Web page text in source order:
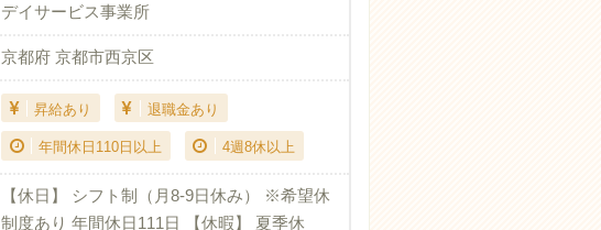
デイサービス事業所
京都府 京都市西京区
昇給あり 退職金あり
年間休日110日以上 4週8休以上
【休日】 シフト制（月8-9日休み） ※希望休
制度あり 年間休日111日 【休暇】 夏季休